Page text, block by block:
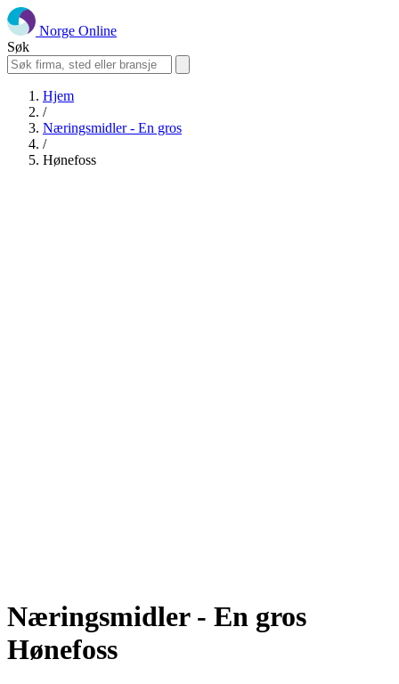
Norge Online
Søk
Hjem
/
Næringsmidler - En gros
/
Hønefoss
Næringsmidler - En gros
Hønefoss